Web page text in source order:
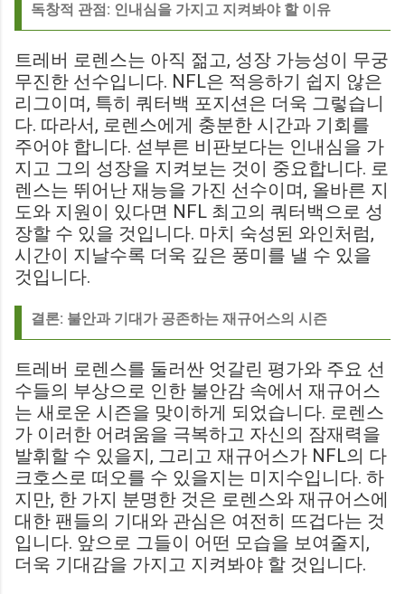
독창적 관점: 인내심을 가지고 지켜봐야 할 이유
트레버 로렌스는 아직 젊고, 성장 가능성이 무궁
무진한 선수입니다. NFL은 적응하기 쉽지 않은
리그이며, 특히 쿼터백 포지션은 더욱 그렇습니
다. 따라서, 로렌스에게 충분한 시간과 기회를
주어야 합니다. 섣부른 비판보다는 인내심을 가
지고 그의 성장을 지켜보는 것이 중요합니다. 로
렌스는 뛰어난 재능을 가진 선수이며, 올바른 지
도와 지원이 있다면 NFL 최고의 쿼터백으로 성
장할 수 있을 것입니다. 마치 숙성된 와인처럼,
시간이 지날수록 더욱 깊은 풍미를 낼 수 있을
것입니다.
결론: 불안과 기대가 공존하는 재규어스의 시즌
트레버 로렌스를 둘러싼 엇갈린 평가와 주요 선
수들의 부상으로 인한 불안감 속에서 재규어스
는 새로운 시즌을 맞이하게 되었습니다. 로렌스
가 이러한 어려움을 극복하고 자신의 잠재력을
발휘할 수 있을지, 그리고 재규어스가 NFL의 다
크호스로 떠오를 수 있을지는 미지수입니다. 하
지만, 한 가지 분명한 것은 로렌스와 재규어스에
대한 팬들의 기대와 관심은 여전히 뜨겁다는 것
입니다. 앞으로 그들이 어떤 모습을 보여줄지,
더욱 기대감을 가지고 지켜봐야 할 것입니다.